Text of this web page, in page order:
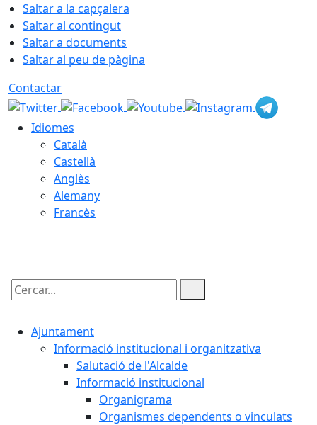
Saltar a la capçalera
Saltar al contingut
Saltar a documents
Saltar al peu de pàgina
Contactar
Idiomes
Català
Castellà
Anglès
Alemany
Francès
Cercar:
Ajuntament
Informació institucional i organitzativa
Salutació de l'Alcalde
Informació institucional
Organigrama
Organismes dependents o vinculats